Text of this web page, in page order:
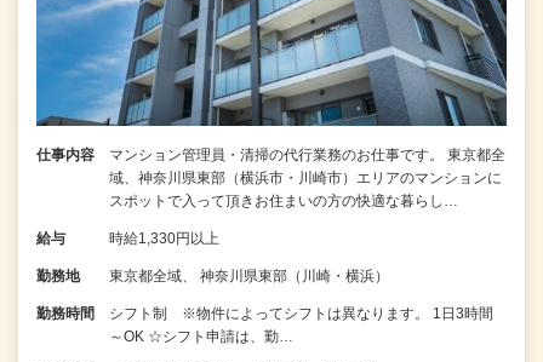
仕事内容
マンション管理員・清掃の代行業務のお仕事です。 東京都全
域、神奈川県東部（横浜市・川崎市）エリアのマンションに
スポットで入って頂きお住まいの方の快適な暮らし…
給与 時給1,330円以上
勤務地 東京都全域、 神奈川県東部（川崎・横浜）
勤務時間
シフト制 ※物件によってシフトは異なります。 1日3時間
～OK ☆シフト申請は、勤…